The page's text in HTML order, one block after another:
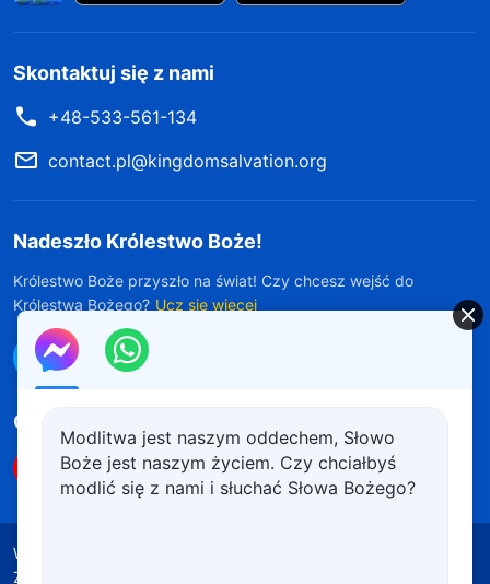
Skontaktuj się z nami
+48-533-561-134
contact.pl@kingdomsalvation.org
Nadeszło Królestwo Boże!
Królestwo Boże przyszło na świat! Czy chcesz wejść do
Królestwa Bożego? Ucz się więcej
Połącz się z nami w Messengerze
Obserwuj nas
Warunki korzystania
Źródła wykorzystanych materiałów
Modlitwa jest naszym oddechem, Słowo
Boże jest naszym życiem. Czy chciałbyś
modlić się z nami i słuchać Słowa Bożego?